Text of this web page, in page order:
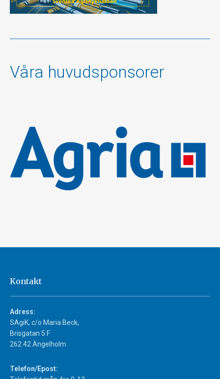
Våra huvudsponsorer
Kontakt
Adress:
SAgiK, c/o Maria Beck,
Brisgatan 5 F
262 42 Ängelholm
Telefon/Epost: